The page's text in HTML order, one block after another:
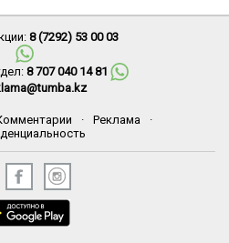
8 (7292) 53 00 03
8 707 040 14 81
· Реклама
·